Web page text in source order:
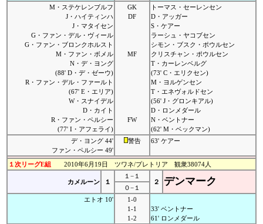
M・ステケレンブルフ
J・ハイティンハ
J・マタイセン
G・ファン・デル・ヴィール
G・ファン・ブロンクホルスト
M・ファン・ボメル
N・デ・ヨング
(88' D・デ・ゼーウ)
R・ファン・デル・ファールト
(67' E・エリア)
W・スナイデル
D・カイト
R・ファン・ペルシー
(77' I・アフェライ)
GK
DF
MF
FW
トーマス・セーレンセン
D・アッガー
S・ケアー
ラーシュ・ヤコブセン
シモン・ブスク・ポウルセン
クリスチャン・ポウルセン
T・カーレンベルグ
(73' C・エリクセン)
M・ヨルゲンセン
T・エネヴォルドセン
(56' J・グロンキアル)
D・ロンメダール
N・ベントナー
(62' M・ベックマン)
デ・ヨング 44'
ファン・ペルシー 49'
警告 63' ケアー
１次リーグE組 2010年6月19日 ツワネ/プレトリア 観衆38074人
カメルーン １
１−１
２
デンマーク
０−１
エトオ 10'
1-0
1-1
1-2
33' ベントナー
61' ロンメダール